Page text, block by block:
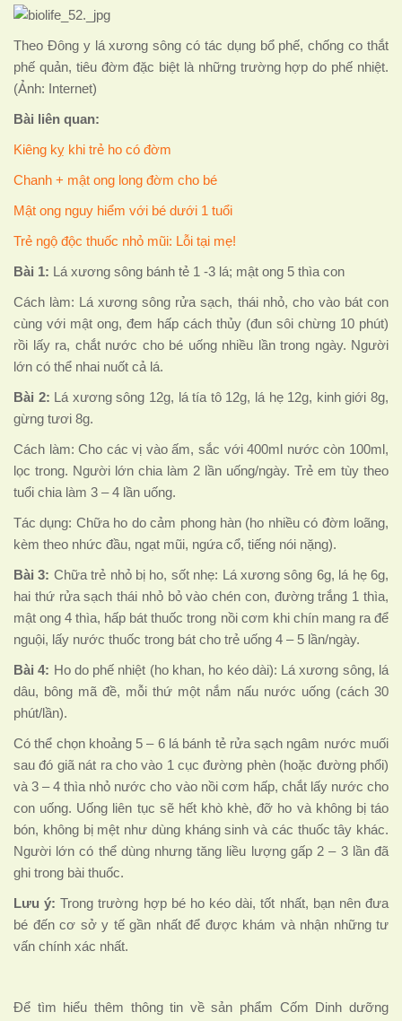
Theo Đông y lá xương sông có tác dụng bổ phế, chống co thắt
phế quản, tiêu đờm đặc biệt là những trường hợp do phế nhiệt.
(Ảnh: Internet)
Bài liên quan:
Kiêng kỵ khi trẻ ho có đờm
Chanh + mật ong long đờm cho bé
Mật ong nguy hiểm với bé dưới 1 tuổi
Trẻ ngộ độc thuốc nhỏ mũi: Lỗi tại mẹ!
Bài 1: Lá xương sông bánh tẻ 1 -3 lá; mật ong 5 thìa con
Cách làm: Lá xương sông rửa sạch, thái nhỏ, cho vào bát con
cùng với mật ong, đem hấp cách thủy (đun sôi chừng 10 phút)
rồi lấy ra, chắt nước cho bé uống nhiều lần trong ngày. Người
lớn có thể nhai nuốt cả lá.
Bài 2: Lá xương sông 12g, lá tía tô 12g, lá hẹ 12g, kinh giới 8g,
gừng tươi 8g.
Cách làm: Cho các vị vào ấm, sắc với 400ml nước còn 100ml,
lọc trong. Người lớn chia làm 2 lần uống/ngày. Trẻ em tùy theo
tuổi chia làm 3 – 4 lần uống.
Tác dụng: Chữa ho do cảm phong hàn (ho nhiều có đờm loãng,
kèm theo nhức đầu, ngạt mũi, ngứa cổ, tiếng nói nặng).
Bài 3: Chữa trẻ nhỏ bị ho, sốt nhẹ: Lá xương sông 6g, lá hẹ 6g,
hai thứ rửa sạch thái nhỏ bỏ vào chén con, đường trắng 1 thìa,
mật ong 4 thìa, hấp bát thuốc trong nồi cơm khi chín mang ra để
nguội, lấy nước thuốc trong bát cho trẻ uống 4 – 5 lần/ngày.
Bài 4: Ho do phế nhiệt (ho khan, ho kéo dài): Lá xương sông, lá
dâu, bông mã đề, mỗi thứ một nắm nấu nước uống (cách 30
phút/lần).
Có thể chọn khoảng 5 – 6 lá bánh tẻ rửa sạch ngâm nước muối
sau đó giã nát ra cho vào 1 cục đường phèn (hoặc đường phổi)
và 3 – 4 thìa nhỏ nước cho vào nồi cơm hấp, chắt lấy nước cho
con uống. Uống liên tục sẽ hết khò khè, đỡ ho và không bị táo
bón, không bị mệt như dùng kháng sinh và các thuốc tây khác.
Người lớn có thể dùng nhưng tăng liều lượng gấp 2 – 3 lần đã
ghi trong bài thuốc.
Lưu ý: Trong trường hợp bé ho kéo dài, tốt nhất, bạn nên đưa
bé đến cơ sở y tế gần nhất để được khám và nhận những tư
vấn chính xác nhất.
Để tìm hiểu thêm thông tin về sản phẩm Cốm Dinh dưỡng